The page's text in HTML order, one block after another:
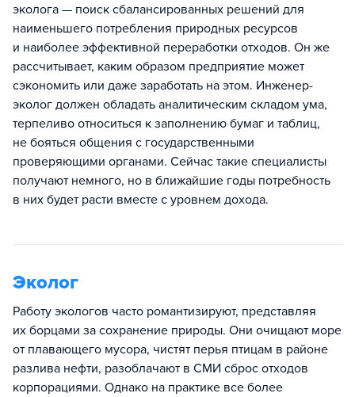
эколога — поиск сбалансированных решений для
наименьшего потребления природных ресурсов
и наиболее эффективной переработки отходов. Он же
рассчитывает, каким образом предприятие может
сэкономить или даже заработать на этом. Инженер-
эколог должен обладать аналитическим складом ума,
терпеливо относиться к заполнению бумаг и таблиц,
не бояться общения с государственными
проверяющими органами. Сейчас такие специалисты
получают немного, но в ближайшие годы потребность
в них будет расти вместе с уровнем дохода.
Эколог
Работу экологов часто романтизируют, представляя
их борцами за сохранение природы. Они очищают море
от плавающего мусора, чистят перья птицам в районе
разлива нефти, разоблачают в СМИ сброс отходов
корпорациями. Однако на практике все более